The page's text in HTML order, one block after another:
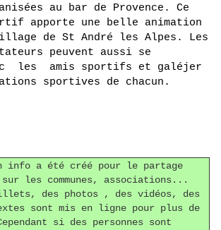
au bar de Provence. Ce
apporte une belle animation
de St André les Alpes. Les
peuvent aussi se
les  amis sportifs et galéjer
sportives de chacun.
info a été créé pour le partage
les communes, associations...
des photos , des vidéos, des
sont mis en ligne pour plus de
si des personnes sont